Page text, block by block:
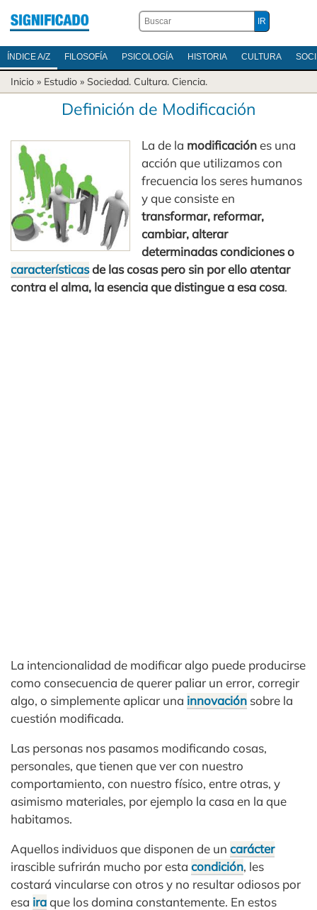
ÍNDICE A/Z FILOSOFÍA PSICOLOGÍA HISTORIA CULTURA
Inicio » Estudio » Sociedad. Cultura. Ciencia.
Definición de Modificación
La de la modificaciónes una
acción que utilizamos con
frecuencia los seres humanos
y que consiste en
transformar, reformar,
cambiar, alterar
determinadas condiciones o
característicasde las cosas pero sin por ello atentar
contra el alma, la esencia que distingue a esa cosa.
La intencionalidad de modificar algo puede producirse
como consecuencia de querer paliar un error, corregir
algo, o simplemente aplicar una innovación sobre la
cuestión modificada.
Las personas nos pasamos modificando cosas,
personales, que tienen que ver con nuestro
comportamiento, con nuestro físico, entre otras, y
asimismo materiales, por ejemplo la casa en la que
habitamos.
Aquellos individuos que disponen de un carácter
irascible sufrirán mucho por esta condición, les
costará vincularse con otros y no resultar odiosos por
esa iraque los domina constantemente. En estos